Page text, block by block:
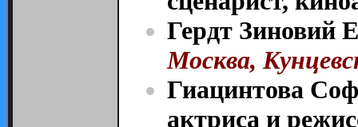
Гердт Зиновий
Москва,
Гиацинтова
актриса и